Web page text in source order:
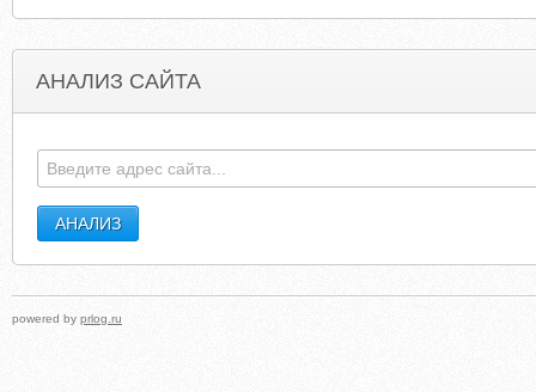
АНАЛИЗ САЙТА
powered by prlog.ru